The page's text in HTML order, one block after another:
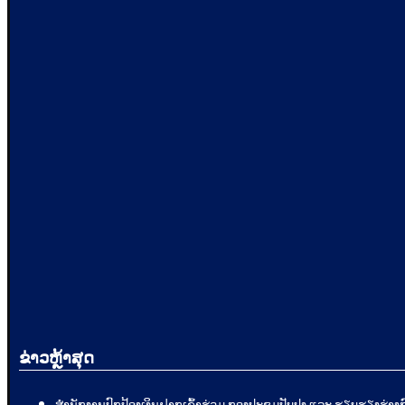
ຂ່າວຫຼ້າສຸດ